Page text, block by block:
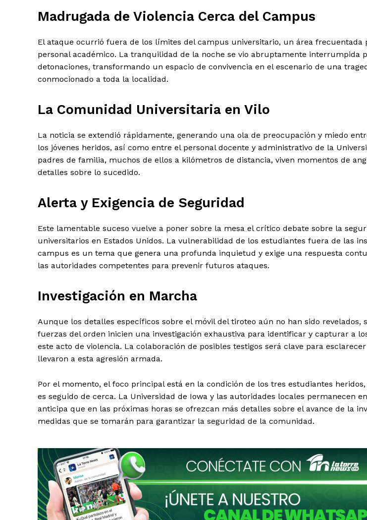
El Suplemento
SUSCRIBIRSE
Baja
Chihuahua
Colima
Nayarit
Madrugada de Violencia Cerca del Campus
El ataque ocurrió fuera de los límites del campus universitario, un área frecuentada
personal académico. La tranquilidad de la noche se vio abruptamente interrumpida
detonaciones, transformando un espacio de convivencia en el escenario de una
conmocionado a toda la localidad.
La Comunidad Universitaria en Vilo
La noticia se extendió rápidamente, generando una ola de preocupación y miedo
los jóvenes heridos, así como entre el personal docente y administrativo de la
padres de familia, muchos de ellos a kilómetros de distancia, viven momentos de
detalles sobre lo sucedido.
Alerta y Exigencia de Seguridad
Este lamentable suceso vuelve a poner sobre la mesa el crítico debate sobre la
universitarios en Estados Unidos. La vulnerabilidad de los estudiantes fuera de las
campus es un tema que genera una profunda inquietud y exige una respuesta
las autoridades competentes para prevenir futuros ataques.
Investigación en Marcha
Aunque los detalles específicos sobre el móvil del tiroteo aún no han sido revelados,
fuerzas del orden inicien una investigación exhaustiva para identificar y capturar a
este acto de violencia. La colaboración de posibles testigos será clave para
llevaron a esta agresión armada.
Por el momento, el foco principal está en la condición de los tres estudiantes
es seguido de cerca. La Universidad de Iowa y las autoridades locales permanecen
anticipa que en las próximas horas se ofrezcan más detalles sobre el avance de la
medidas que se tomarán para garantizar la seguridad de la comunidad.